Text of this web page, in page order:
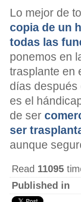
Lo mejor de
copia de un
todas las
ponemos en
trasplante en
días después
es el
de ser
ser
aunque
Read 11095
Published in